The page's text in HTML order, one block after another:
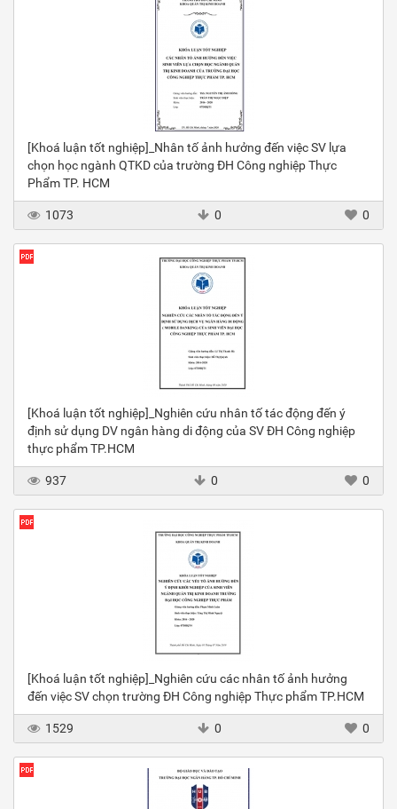
[Khoá luận tốt nghiệp]_Nhân tố ảnh hưởng đến việc SV lựa
chọn học ngành QTKD của trường ĐH Công nghiệp Thực
Phẩm TP. HCM
1073 0 0
[Khoá luận tốt nghiệp]_Nghiên cứu nhân tố tác động đến ý
định sử dụng DV ngân hàng di động của SV ĐH Công nghiệp
thực phẩm TP.HCM
937 0 0
[Khoá luận tốt nghiệp]_Nghiên cứu các nhân tố ảnh hưởng
đến việc SV chọn trường ĐH Công nghiệp Thực phẩm TP.HCM
1529 0 0